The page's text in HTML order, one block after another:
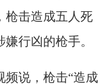
枪击造成五人死
行凶的枪手。
频说，枪击“造成